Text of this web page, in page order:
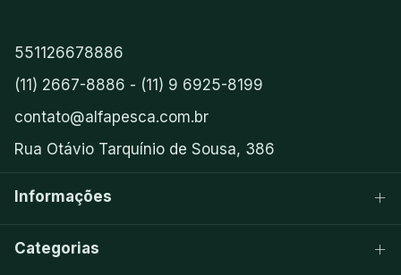
551126678886
(11) 2667-8886 - (11) 9 6925-8199
contato@alfapesca.com.br
Rua Otávio Tarquínio de Sousa, 386
Informações
Categorias